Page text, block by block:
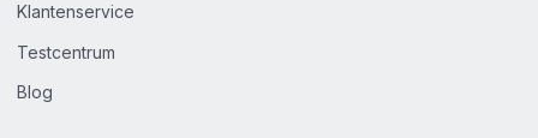
Klantenservice
Testcentrum
Blog